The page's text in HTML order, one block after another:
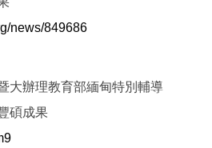
news/849686
辦理教育部緬甸特別輔導
碩成果